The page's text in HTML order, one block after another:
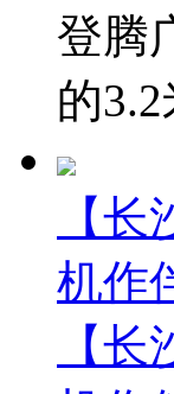
登腾
的
【
机作
【